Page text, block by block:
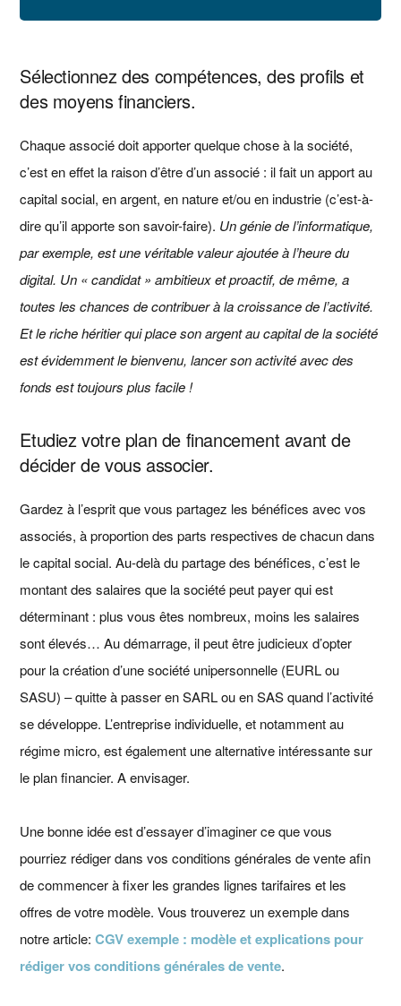
Sélectionnez des compétences, des profils et
des moyens financiers.
Chaque associé doit apporter quelque chose à la société,
c’est en effet la raison d’être d’un associé : il fait un apport au
capital social, en argent, en nature et/ou en industrie (c’est-à-
dire qu’il apporte son savoir-faire). Un génie de l’informatique,
par exemple, est une véritable valeur ajoutée à l’heure du
digital. Un « candidat » ambitieux et proactif, de même, a
toutes les chances de contribuer à la croissance de l’activité.
Et le riche héritier qui place son argent au capital de la société
est évidemment le bienvenu, lancer son activité avec des
fonds est toujours plus facile !
Etudiez votre plan de financement avant de
décider de vous associer.
Gardez à l’esprit que vous partagez les bénéfices avec vos
associés, à proportion des parts respectives de chacun dans
le capital social. Au-delà du partage des bénéfices, c’est le
montant des salaires que la société peut payer qui est
déterminant : plus vous êtes nombreux, moins les salaires
sont élevés… Au démarrage, il peut être judicieux d’opter
pour la création d’une société unipersonnelle (EURL ou
SASU) – quitte à passer en SARL ou en SAS quand l’activité
se développe. L’entreprise individuelle, et notamment au
régime micro, est également une alternative intéressante sur
le plan financier. A envisager.
Une bonne idée est d’essayer d’imaginer ce que vous
pourriez rédiger dans vos conditions générales de vente afin
de commencer à fixer les grandes lignes tarifaires et les
offres de votre modèle. Vous trouverez un exemple dans
notre article:CGV exemple : modèle et explications pour
rédiger vos conditions générales de vente.